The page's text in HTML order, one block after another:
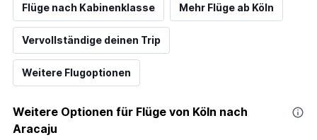
Flüge nach Kabinenklasse Mehr Flüge ab Köln
Vervollständige deinen Trip
Weitere Flugoptionen
Weitere Optionen für Flüge von Köln nach
Aracaju